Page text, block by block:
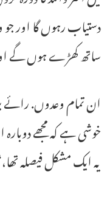
دستیاب رہوں گا اور
ساتھ کھڑے ہوں گے
ان تمام وعدوں. رائے
خوشی ہے کہ مجھے دوبارہ
یہ ایک مشکل فیصلہ